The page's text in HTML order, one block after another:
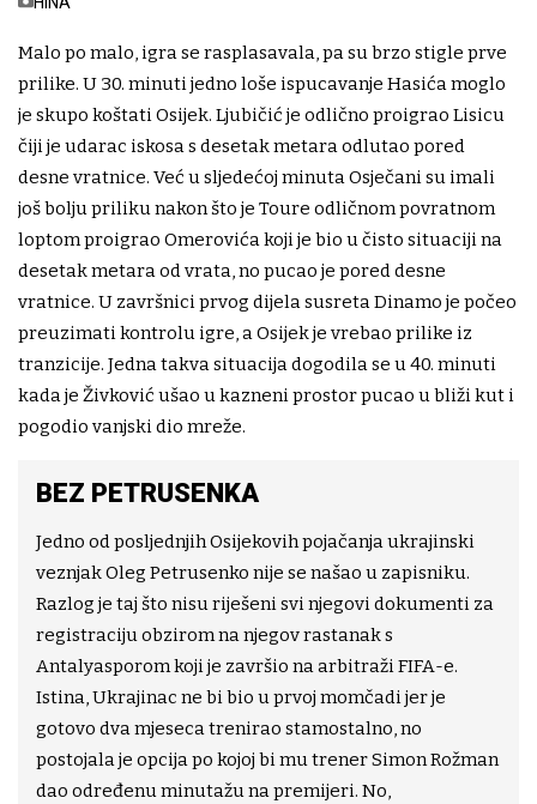
Malo po malo, igra se rasplasavala, pa su brzo stigle prve
prilike. U 30. minuti jedno loše ispucavanje Hasića moglo
je skupo koštati Osijek. Ljubičić je odlično proigrao Lisicu
čiji je udarac iskosa s desetak metara odlutao pored
desne vratnice. Već u sljedećoj minuta Osječani su imali
još bolju priliku nakon što je Toure odličnom povratnom
loptom proigrao Omerovića koji je bio u čisto situaciji na
desetak metara od vrata, no pucao je pored desne
vratnice. U završnici prvog dijela susreta Dinamo je počeo
preuzimati kontrolu igre, a Osijek je vrebao prilike iz
tranzicije. Jedna takva situacija dogodila se u 40. minuti
kada je Živković ušao u kazneni prostor pucao u bliži kut i
pogodio vanjski dio mreže.
BEZ PETRUSENKA
Jedno od posljednjih Osijekovih pojačanja ukrajinski
veznjak Oleg Petrusenko nije se našao u zapisniku.
Razlog je taj što nisu riješeni svi njegovi dokumenti za
registraciju obzirom na njegov rastanak s
Antalyasporom koji je završio na arbitraži FIFA-e.
Istina, Ukrajinac ne bi bio u prvoj momčadi jer je
gotovo dva mjeseca trenirao stamostalno, no
postojala je opcija po kojoj bi mu trener Simon Rožman
dao određenu minutažu na premijeri. No,